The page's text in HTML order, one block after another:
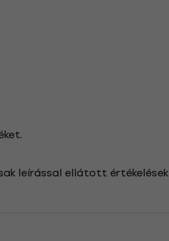
leírással ellátott értékelések